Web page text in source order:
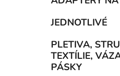
JEDNOTLIVÉ
PLETIVA,
TEXTÍLIE,
PÁSKY